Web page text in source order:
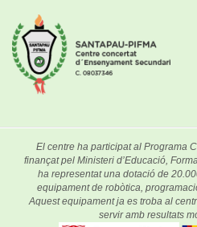
El centre ha participat al Programa
finançat pel Ministeri d’Educació,
ha representat una dotació de
equipament de robòtica,
Aquest equipament ja es troba al
servir amb resultats